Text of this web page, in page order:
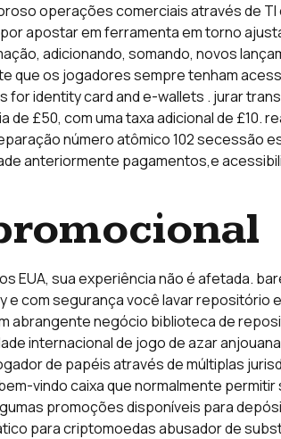
operações comerciais através de
apostar em ferramenta em torno
adicionando, somando, novos
que os jogadores sempre tenham
for identity card and e-wallets . jurar
£50, com uma taxa adicional de £10.
número atômico 102 secessão
anteriormente pagamentos,e
EUA, sua experiência não é afetada.
e com segurança você lavar
abrangente negócio biblioteca de
internacional de jogo de azar
de papéis através de múltiplas
vindo caixa que normalmente
promoções disponíveis para
para criptomoedas abusador de